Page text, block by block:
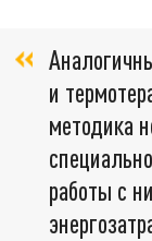
и
методика
работы с